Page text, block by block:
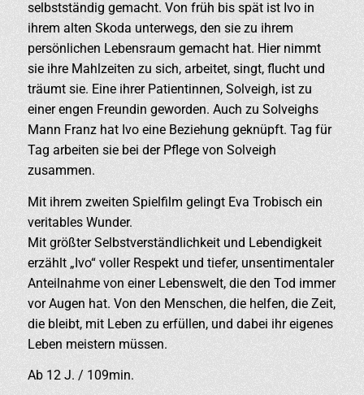
selbstständig gemacht. Von früh bis spät ist Ivo in
ihrem alten Skoda unterwegs, den sie zu ihrem
persönlichen Lebensraum gemacht hat. Hier nimmt
sie ihre Mahlzeiten zu sich, arbeitet, singt, flucht und
träumt sie. Eine ihrer Patientinnen, Solveigh, ist zu
einer engen Freundin geworden. Auch zu Solveighs
Mann Franz hat Ivo eine Beziehung geknüpft. Tag für
Tag arbeiten sie bei der Pflege von Solveigh
zusammen.
Mit ihrem zweiten Spielfilm gelingt Eva Trobisch ein
veritables Wunder.
Mit größter Selbstverständlichkeit und Lebendigkeit
erzählt „Ivo“ voller Respekt und tiefer, unsentimentaler
Anteilnahme von einer Lebenswelt, die den Tod immer
vor Augen hat. Von den Menschen, die helfen, die Zeit,
die bleibt, mit Leben zu erfüllen, und dabei ihr eigenes
Leben meistern müssen.
Ab 12 J. / 109min.